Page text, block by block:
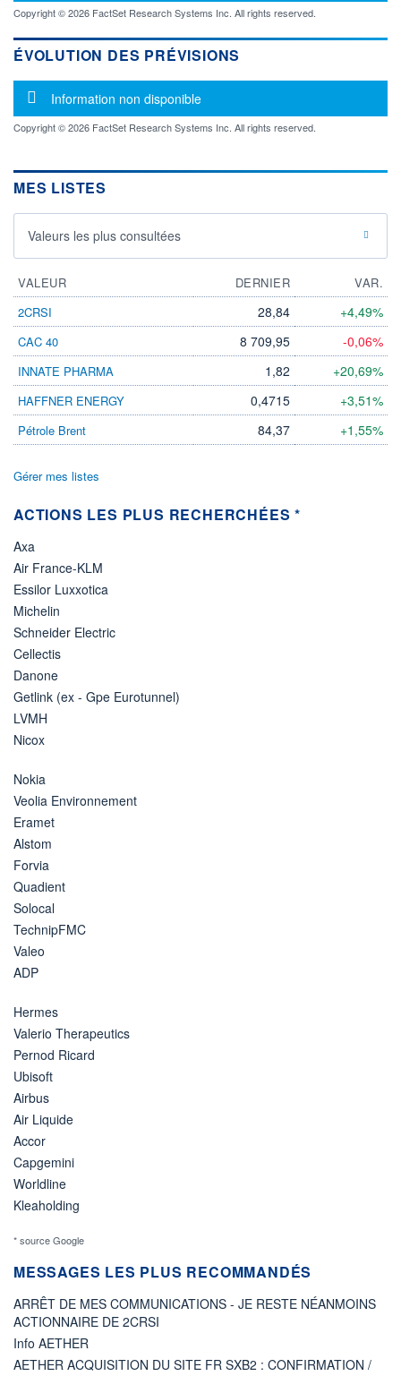
VALORISATION
LIMITE À LA
BAISSE
0,0000
LIMITE À LA
HAUSSE
0,0000
RENDEMENT
ESTIMÉ 2026
- -
26.02.25 / 15:47:50
Non éligible
Boursobank
Copyright © 2026 FactSet Research Systems Inc. All rights reserved.
ÉVOLUTION DES PRÉVISIONS
Message d'information
Information non disponible
Copyright © 2026 FactSet Research Systems Inc. All rights reserved.
MES LISTES
Valeurs les plus consultées
VALEUR DERNIER
VAR.
2CRSI
28,84 +4,49%
CAC 40 8 709,95 -0,06%
INNATE PHARMA 1,82 +20,69%
HAFFNER ENERGY 0,4715 +3,51%
Pétrole Brent 84,37 +1,55%
Gérer mes listes
ACTIONS LES PLUS RECHERCHÉES *
Axa
Air France-KLM
Essilor Luxxotica
Michelin
Schneider Electric
Cellectis
Danone
Getlink (ex - Gpe Eurotunnel)
LVMH
Nicox
Nokia
Veolia Environnement
Eramet
Alstom
Forvia
Quadient
Solocal
TechnipFMC
Valeo
ADP
Hermes
Valerio Therapeutics
Pernod Ricard
Ubisoft
Airbus
Air Liquide
Accor
Capgemini
Worldline
Kleaholding
* source Google
MESSAGES LES PLUS RECOMMANDÉS
ARRÊT DE MES COMMUNICATIONS - JE RESTE NÉANMOINS
ACTIONNAIRE DE 2CRSI
Info AETHER
AETHER ACQUISITION DU SITE FR SXB2 : CONFIRMATION /